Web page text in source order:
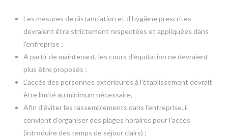
Les mesures de distanciation et d'hygiène prescrites
devraient être strictement respectées et appliquées dans
l'entreprise ;
A partir de maintenant, les cours d'équitation ne devraient
plus être proposés ;
L'accès des personnes extérieures à l'établissement devrait
être limité au minimum nécessaire,
Afin d'éviter les rassemblements dans l'entreprise, il
convient d'organiser des plages horaires pour l'accès
(introduire des temps de séjour clairs) ;